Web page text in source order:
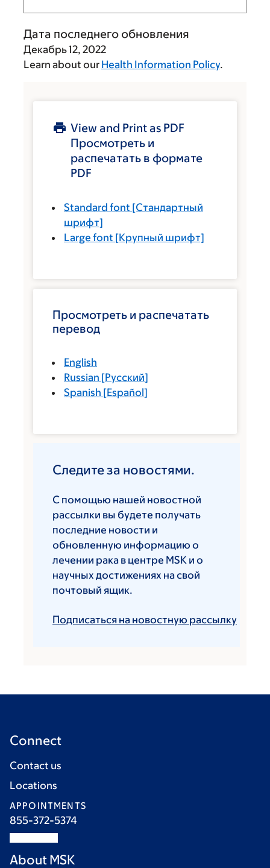
Дата последнего обновления
Декабрь 12, 2022
Learn about our Health Information Policy.
View and Print as PDF
Просмотреть и
распечатать в формате
PDF
Standard font [Стандартный
шрифт]
Large font [Крупный шрифт]
Просмотреть и распечатать
перевод
English
Russian [Русский]
Spanish [Español]
Следите за новостями.
С помощью нашей новостной
рассылки вы будете получать
последние новости и
обновленную информацию о
лечении рака в центре MSK и о
научных достижениях на свой
почтовый ящик.
Подписаться на новостную рассылку
Connect
Contact us
Locations
APPOINTMENTS
855-372-5374
About MSK